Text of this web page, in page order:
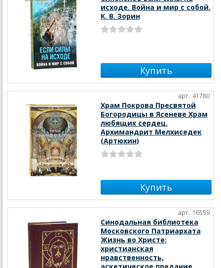
исходе. Война и мир с собой.
К. В. Зорин
арт.: 41780
Храм Покрова Пресвятой
Богородицы в Ясеневе Храм
любящих сердец.
Архимандрит Мелхиседек
(Артюхин)
арт.: 16559
Синодальная библиотека
Московского Патриархата
Жизнь во Христе:
христианская
нравственность,